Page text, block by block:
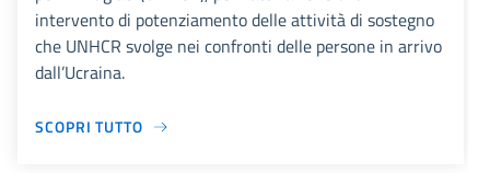
intervento di potenziamento delle attività di sostegno
che UNHCR svolge nei confronti delle persone in arrivo
dall’Ucraina.
SCOPRI TUTTO